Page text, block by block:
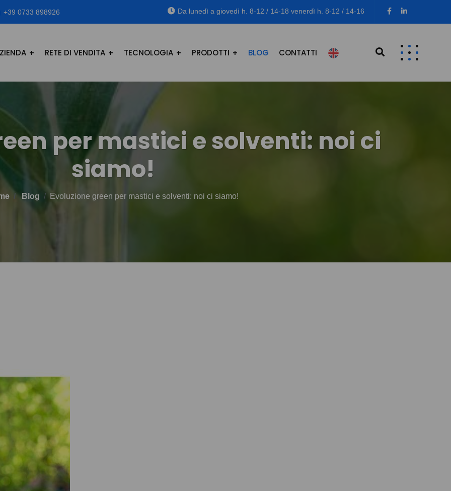
+39 0733 898926 Da lunedì a giovedì h. 8-12 / 14-18 venerdì h. 8-12 / 14-16
RETE DI VENDITA TECNOLOGIA PRODOTTI BLOG CONTATTI
per mastici e solventi: noi ci
siamo!
Blog Evoluzione green per mastici e solventi: noi ci siamo!